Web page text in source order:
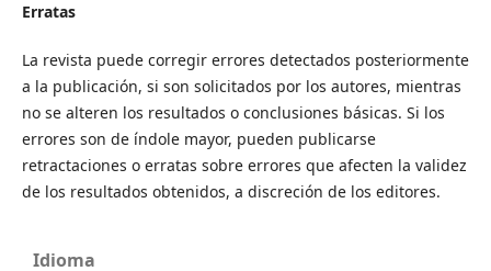
Erratas
La revista puede corregir errores detectados posteriormente
a la publicación, si son solicitados por los autores, mientras
no se alteren los resultados o conclusiones básicas. Si los
errores son de índole mayor, pueden publicarse
retractaciones o erratas sobre errores que afecten la validez
de los resultados obtenidos, a discreción de los editores.
Idioma